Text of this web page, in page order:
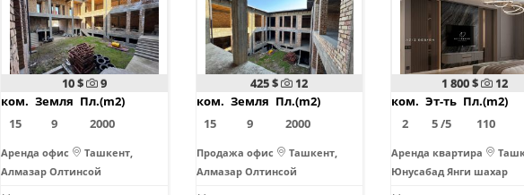
10 $
9
ком.
15
Земля
9
Пл.(m2)
2000
Аренда офис
Ташкент,
Алмазар Олтинсой
425 $
12
ком.
15
Земля
9
Пл.(m2)
2000
Продажа офис
Ташкент,
Алмазар Олтинсой
1 800 $
12
ком.
2
Эт-ть
5 /5
Пл.(m2)
110
Аренда квартира
Юнусабад Янги шахар